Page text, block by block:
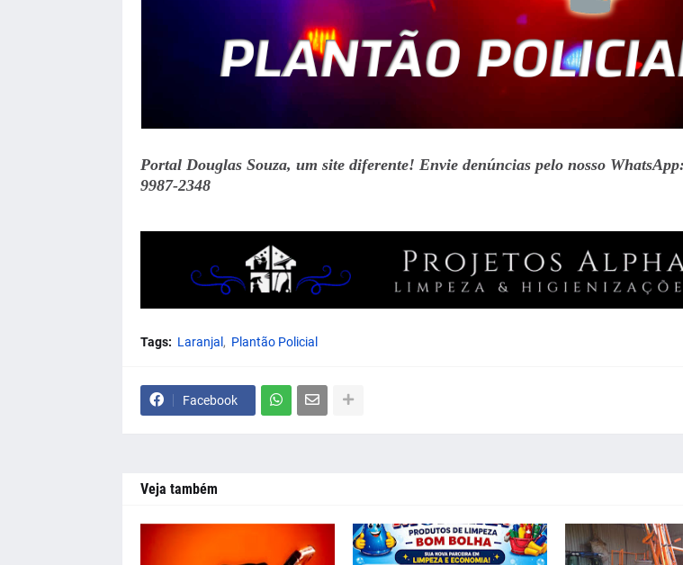
Portal Douglas Souza, um site diferente! Envie denúncias pelo nosso
9987-2348
Tags: Laranjal Plantão Policial
Facebook
Veja também